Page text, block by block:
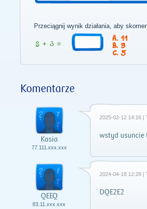
Przeciągnij wynik działania, aby
11
9
5
Komentarze
Kasia
77.111.xxx.xxx
2025-02-12 14:16 |
wstyd usuncie
QEEQ
83.11.xxx.xxx
2024-04-18 12:28 |
DQE2E2